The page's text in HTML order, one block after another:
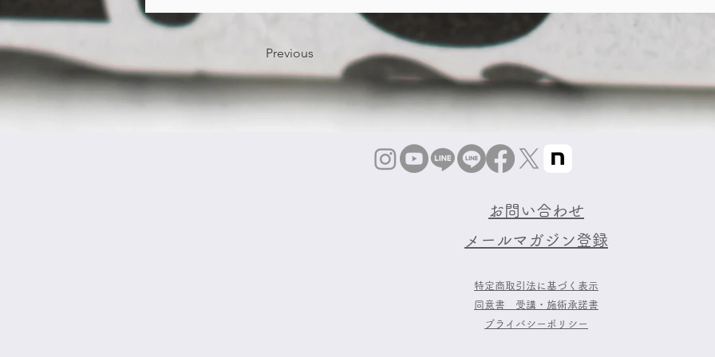
Previous
お問い合わせ
​メールマガジン登録
特定商取引法に基づく表示
同意書 受講・施術承諾書
プライバシーポリシー